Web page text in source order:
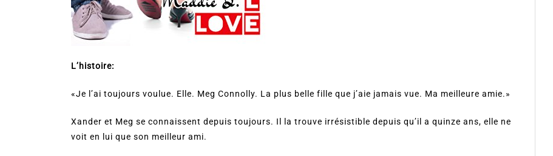
L’histoire:
«Je l’ai toujours voulue. Elle. Meg Connolly. La plus belle fille que j’aie jamais vue. Ma meilleure amie.»
Xander et Meg se connaissent depuis toujours. Il la trouve irrésistible depuis qu’il a quinze ans, elle ne
voit en lui que son meilleur ami.